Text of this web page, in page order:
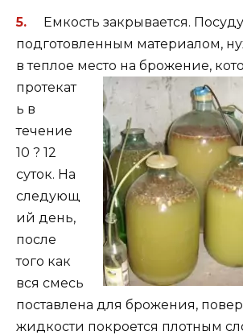
Емкость закрывается.
подготовленным материалом,
в теплое место на брожение,
протекат
ь в
течение
10 ? 12
суток. На
следующ
ий день,
после
того как
вся смесь
поставлена для брожения,
жидкости покроется плотным